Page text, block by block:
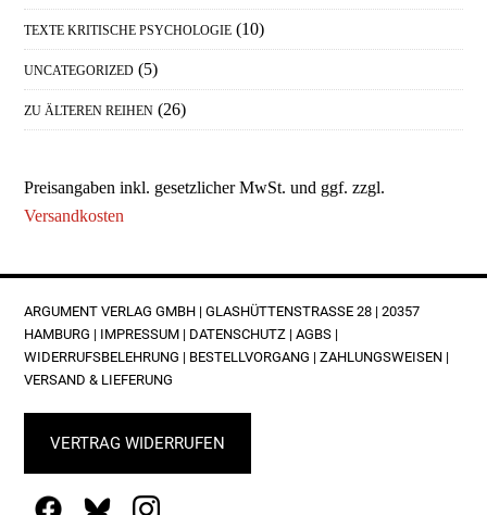
TEXTE KRITISCHE PSYCHOLOGIE (10)
UNCATEGORIZED (5)
ZU ÄLTEREN REIHEN (26)
Preisangaben inkl. gesetzlicher MwSt. und ggf. zzgl.
Versandkosten
FOOTER
ARGUMENT VERLAG GMBH | GLASHÜTTENSTRASSE 28 | 20357 H
AMBURG | IMPRESSUM | DATENSCHUTZ |AGBS |
WIDERRUFSBELEHRUNG | BESTELLVORGANG |ZAHLUNGSWEISEN |
VERSAND & LIEFERUNG
VERTRAG WIDERRUFEN